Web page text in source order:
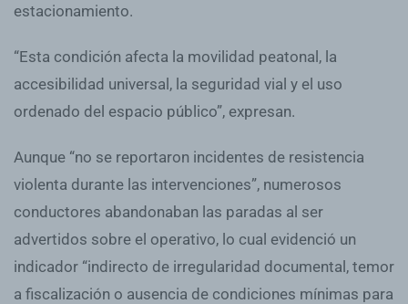
estacionamiento.
“Esta condición afecta la movilidad peatonal, la
accesibilidad universal, la seguridad vial y el uso
ordenado del espacio público”, expresan.
Aunque “no se reportaron incidentes de resistencia
violenta durante las intervenciones”, numerosos
conductores abandonaban las paradas al ser
advertidos sobre el operativo, lo cual evidenció un
indicador “indirecto de irregularidad documental, temor
a fiscalización o ausencia de condiciones mínimas para